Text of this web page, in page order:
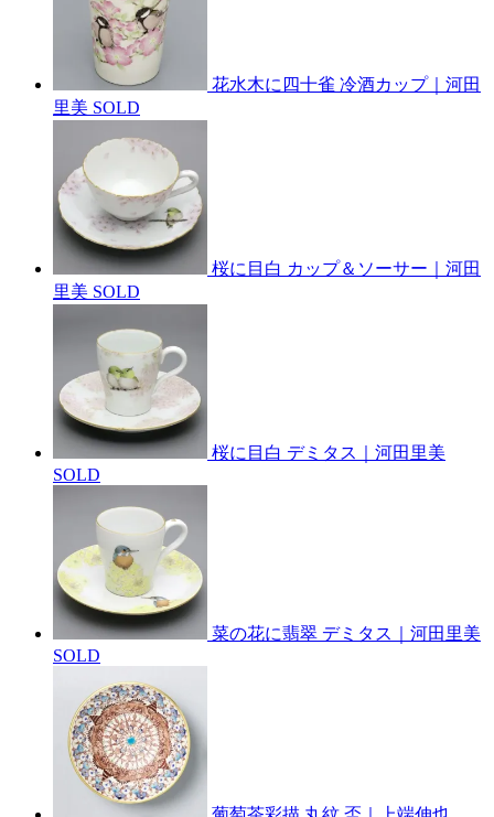
花水木に四十雀 冷酒カップ｜河田
里美 SOLD
桜に目白 カップ＆ソーサー｜河田
里美 SOLD
桜に目白 デミタス｜河田里美
SOLD
菜の花に翡翠 デミタス｜河田里美
SOLD